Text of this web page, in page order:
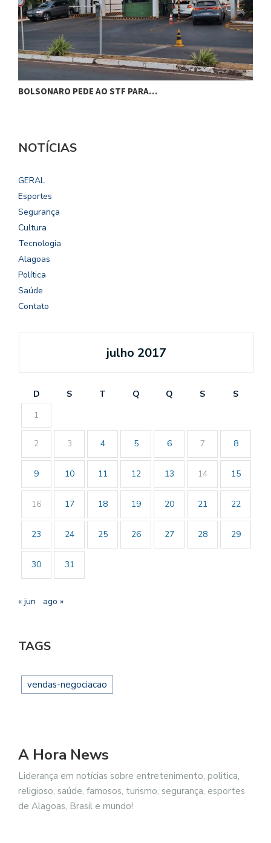
BOLSONARO PEDE AO STF PARA…
NOTÍCIAS
GERAL
Esportes
Segurança
Cultura
Tecnologia
Alagoas
Política
Saúde
Contato
julho 2017
D S T Q Q S
S
1
2 3 4 5 6 7 8
9 10 11 12 13 14 15
16 17 18 19 20 21 22
23 24 25 26 27 28 29
30 31
« jun ago »
TAGS
vendas-negociacao
A Hora News
Liderança em notícias sobre entretenimento, politica,
religioso, saúde, famosos, turismo, segurança, esportes
de Alagoas, Brasil e mundo!